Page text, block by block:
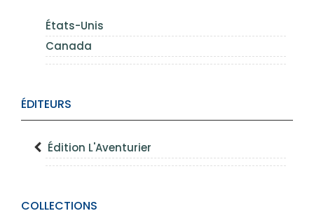
États-Unis
Canada
ÉDITEURS
Édition L'Aventurier
COLLECTIONS